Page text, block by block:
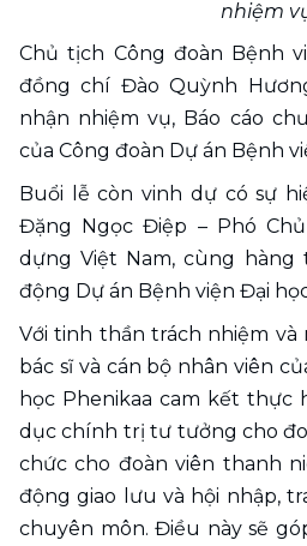
nhiệm
Chủ tịch Công đoàn Bệnh
đồng chí Đào Quỳnh
nhận nhiệm vụ, Báo cáo
của Công đoàn Dự án Bệnh
Buổi lễ còn vinh dự có sự
Đặng Ngọc Điệp – Phó
dựng Việt Nam, cùng hàng
động Dự án Bệnh viện Đại
Với tinh thần trách nhiệm
bác sĩ và cán bộ nhân viên
học Phenikaa cam kết thực
dục chính trị tư tưởng cho
chức cho đoàn viên thanh
động giao lưu và hội nhập,
chuyên môn. Điều này sẽ